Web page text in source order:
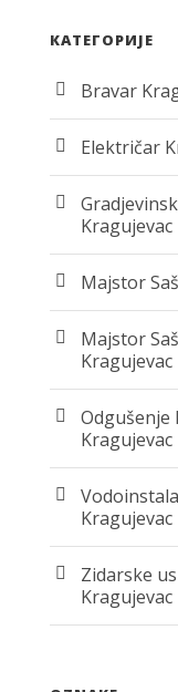
КАТЕГОРИЈЕ
Bravar
Električar
Kragujevac
Majstor
Majstor
Kragujevac
Odgušenje
Kragujevac
Kragujevac
Zidarske
Kragujevac